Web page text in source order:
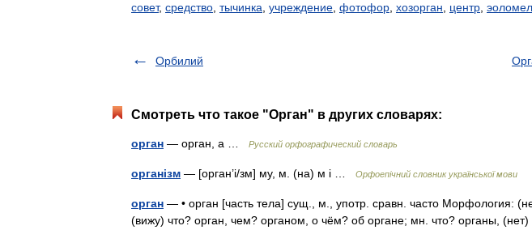
совет, средство, тычинка, учреждение, фотофор, хозорган, центр,
Орбилий
Смотреть что такое "Орган" в других словарях:
орган — орган, а … Русский орфографический словарь
організм — [орган’і/зм] му, м. (на) м і … Орфоепічний словник української мови
орган — • орган [часть тела] сущ., м., употр. сравн. часто Морфология:
(вижу) что? орган, чем? органом, о чём? об органе; мн. что? органы,